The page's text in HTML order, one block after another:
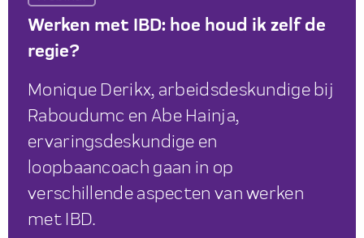
Werken met IBD: hoe houd ik zelf de
regie?
Monique Derikx, arbeidsdeskundige bij
Raboudumc en Abe Hainja,
ervaringsdeskundige en
loopbaancoach gaan in op
verschillende aspecten van werken
met IBD.